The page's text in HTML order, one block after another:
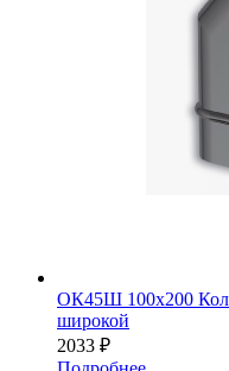
ОК45Ш 100х200
широкой
2033 ₽